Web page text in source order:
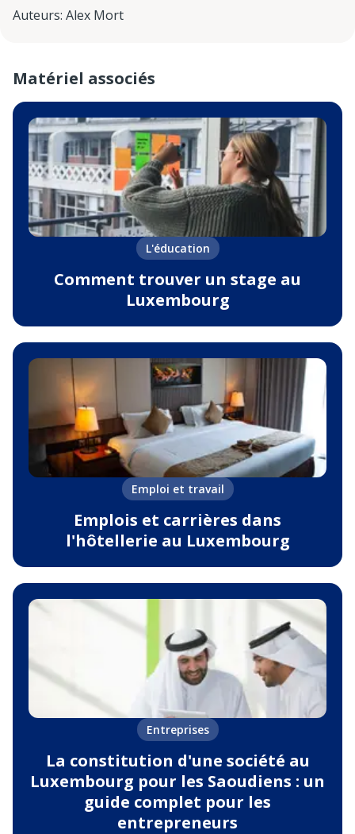
Auteurs: Alex Mort
Matériel associés
L'éducation
Comment trouver un stage au
Luxembourg
Emploi et travail
Emplois et carrières dans
l'hôtellerie au Luxembourg
Entreprises
La constitution d'une société au
Luxembourg pour les Saoudiens : un
guide complet pour les
entrepreneurs